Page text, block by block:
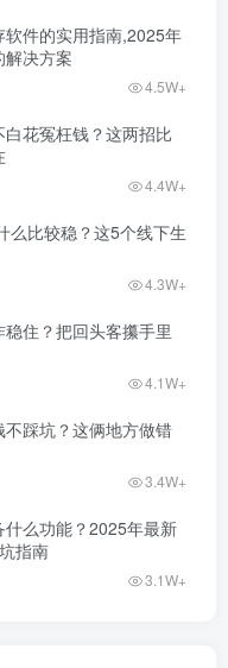
件的实用指南,2025年
决方案
4.5W+
花冤枉钱？这两招比
4.4W+
么比较稳？这5个线下生
4.3W+
住？把回头客攥手里
4.1W+
踩坑？这俩地方做错
3.4W+
么功能？2025年最新
指南
3.1W+